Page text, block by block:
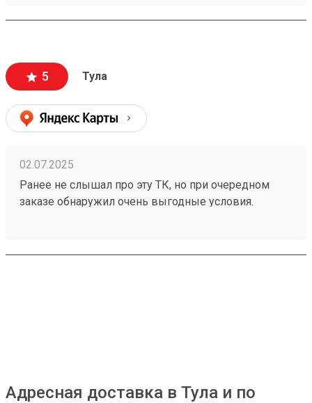
сотрудники в пункте выдачи, буду заказывать еще.
5 Тула
02.07.2025
Ранее не слышал про эту ТК, но при очередном
заказе обнаружил очень выгодные условия.
250209476 если не верите, проверьте.
Адресная доставка в Тула и по